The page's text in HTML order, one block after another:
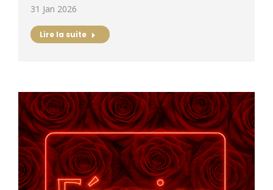
31 Jan 2026
Lire la suite